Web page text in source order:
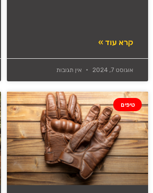
קרא עוד »
אוגוסט 7, 2024 אין תגובות
טיפים